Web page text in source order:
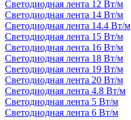
Светодиодная лента 12 Вт/м
Светодиодная лента 14 Вт/м
Светодиодная лента 14.4 Вт/м
Светодиодная лента 15 Вт/м
Светодиодная лента 16 Вт/м
Светодиодная лента 18 Вт/м
Светодиодная лента 19 Вт/м
Светодиодная лента 20 Вт/м
Светодиодная лента 4.8 Вт/м
Светодиодная лента 5 Вт/м
Светодиодная лента 6 Вт/м